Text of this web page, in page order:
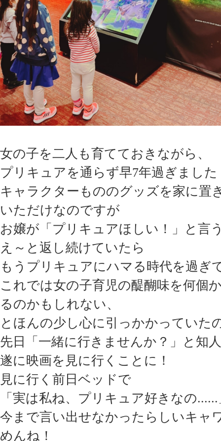
女の子を二人も育てておきながら、
プリキュアを通らず早7年過ぎました
キャラクターもののグッズを家に置
いただけなのですが
お嬢が「プリキュアほしい！」と言
え～と返し続けていたら
もうプリキュアにハマる時代を過ぎ
これでは女の子育児の醍醐味を何個
るのかもしれない、
とほんの少し心に引っかかっていた
先日「一緒に行きませんか？」と知
遂に映画を見に行くことに！
見に行く前日ベッドで
「実は私ね、プリキュア好きなの
今まで言い出せなかったらしいキ
めんね！